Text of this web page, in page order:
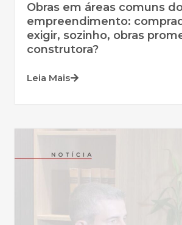
Obras em áreas comuns
empreendimento:
exigir, sozinho, obras
construtora?
Leia Mais